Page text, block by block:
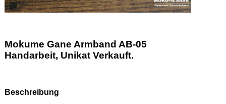
Mokume Gane Armband AB-05
Handarbeit, Unikat Verkauft.
Beschreibung